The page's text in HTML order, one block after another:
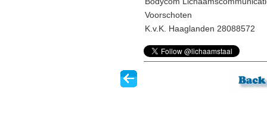
Voorschoten
K.v.K. Haaglanden 28088572